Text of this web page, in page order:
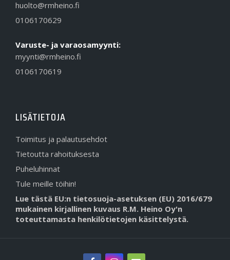
huolto@rmheino.fi
0106170629
Varuste- ja varaosamyynti:
myynti@rmheino.fi
0106170619
LISÄTIETOJA
Toimitus ja palautusehdot
Tietoutta rahoituksesta
Puheluhinnat
Tule meille töihin!
Lue tästä EU:n tietosuoja-asetuksen (EU) 2016/679
mukainen kirjallinen kuvaus R.M. Heino Oy'n
toteuttamasta henkilötietojen käsittelystä.